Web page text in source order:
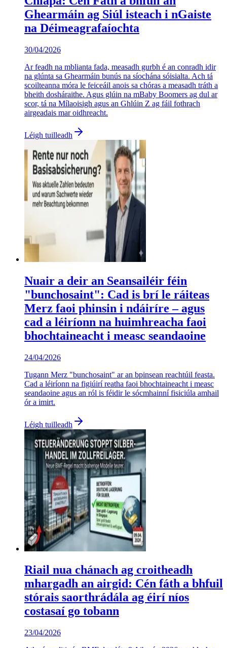
Ghearmáin ag Siúl isteach i nGaiste
na Déimeagrafaíochta
30/04/2026
Ar feadh na mblianta fada, measadh gurbh é an conradh idir
na glúnta sa Ghearmáin bunús na síochána sóisialta. Ach tá
scoilteanna móra le feiceáil anois sa chóras a measadh tráth a
bheith dosháraithe. Agus glúin na mBaby Boomers ag dul ar
scor, tá na Mílaoisigh agus an Ghlúin Z ag fáil fothrach
airgeadais mar oidhreacht.
Léigh tuilleadh
Nuair a deir an Seansailéir féin
"bunchosaint": Cad is brí le ráiteas
Merz faoi phinsin i ndáiríre – agus
cad a léiríonn na huimhreacha faoi
bhochtaineacht i measc seandaoine
24/04/2026
Tugann Merz "bunchosaint" ar an bpinsean reachtúil feasta.
Cad a léiríonn na figiúirí reatha faoi bhochtaineacht i measc
seandaoine agus an ról is féidir le sócmhainní fisiciúla amhail
ór a imirt.
Léigh tuilleadh
Riail nua chánach ag croitheadh
mhargadh an airgid: Cén fáth a bhfuil
stórais saorthrádála ag éirí níos
costasaí go tobann
23/04/2026